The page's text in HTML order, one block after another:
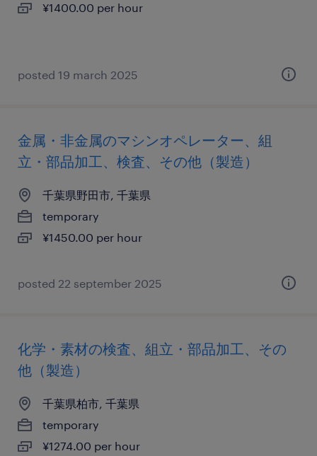
¥1400.00 per hour
posted 19 march 2025
金属・非金属のマシンオペレーター、組
立・部品加工、検査、その他（製造）
千葉県野田市, 千葉県
temporary
¥1450.00 per hour
posted 22 september 2025
化学・素材の検査、組立・部品加工、その
他（製造）
千葉県柏市, 千葉県
temporary
¥1274.00 per hour